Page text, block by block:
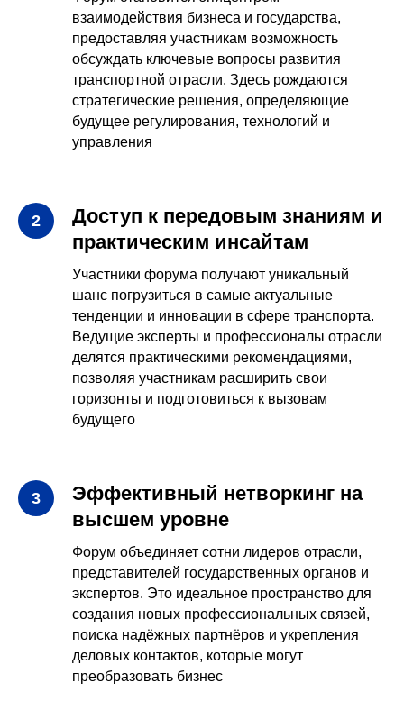
взаимодействия бизнеса и государства,
предоставляя участникам возможность
обсуждать ключевые вопросы развития
транспортной отрасли. Здесь рождаются
стратегические решения, определяющие
будущее регулирования, технологий и
управления
Доступ к передовым знаниям и
практическим инсайтам
Участники форума получают уникальный
шанс погрузиться в самые актуальные
тенденции и инновации в сфере транспорта.
Ведущие эксперты и профессионалы отрасли
делятся практическими рекомендациями,
позволяя участникам расширить свои
горизонты и подготовиться к вызовам
будущего
Эффективный нетворкинг на
высшем уровне
Форум объединяет сотни лидеров отрасли,
представителей государственных органов и
экспертов. Это идеальное пространство для
создания новых профессиональных связей,
поиска надёжных партнёров и укрепления
деловых контактов, которые могут
преобразовать бизнес